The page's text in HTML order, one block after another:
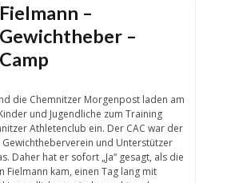
Fielmann –
Gewichtheber –
Camp
die Chemnitzer Morgenpost laden am
und Jugendliche zum Training
Athletenclub ein. Der CAC war der
Gewichtheberverein und Unterstützer
Daher hat er sofort „Ja“ gesagt, als die
Fielmann kam, einen Tag lang mit